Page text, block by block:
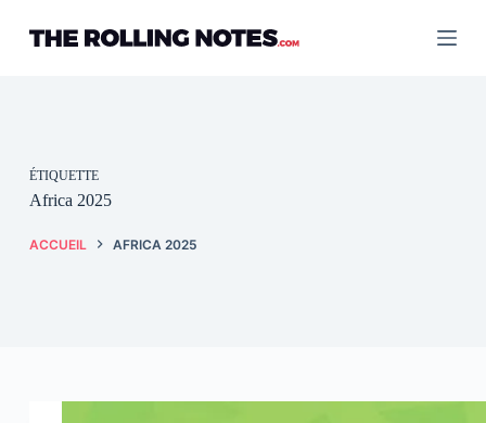
contenu
ÉTIQUETTE
Africa 2025
ACCUEIL AFRICA 2025